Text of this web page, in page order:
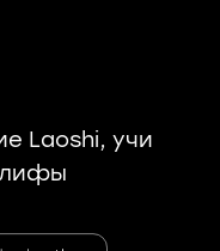
Laoshi, учи